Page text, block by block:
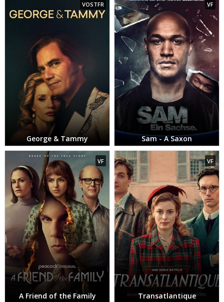
VOSTFR
George & Tammy
VF
Sam - A Saxon
VF
A Friend of the Family
VF
Transatlantique